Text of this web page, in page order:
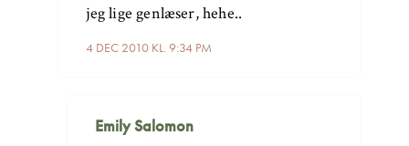
4 DEC 2010 KL. 9:34 PM
jeg lige genlæser, hehe..
Emily Salomon